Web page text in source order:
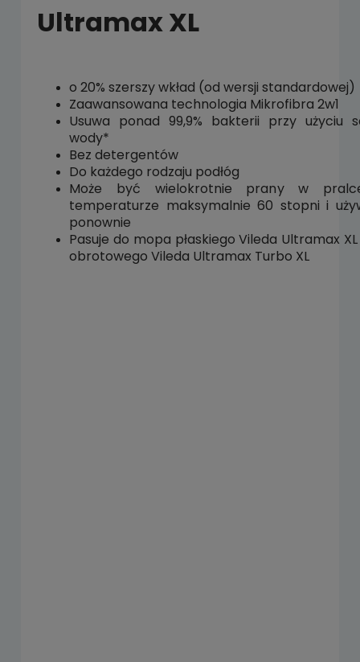
Ultramax XL
o 20% szerszy wkład (od wersji standardowej)
Zaawansowana technologia Mikrofibra 2w1
Usuwa ponad 99,9% bakterii przy użyciu
wody*
Bez detergentów
Do każdego rodzaju podłóg
Może być wielokrotnie prany w
temperaturze maksymalnie 60 stopni i
ponownie
Pasuje do mopa płaskiego Vileda Ultramax
obrotowego Vileda Ultramax Turbo XL